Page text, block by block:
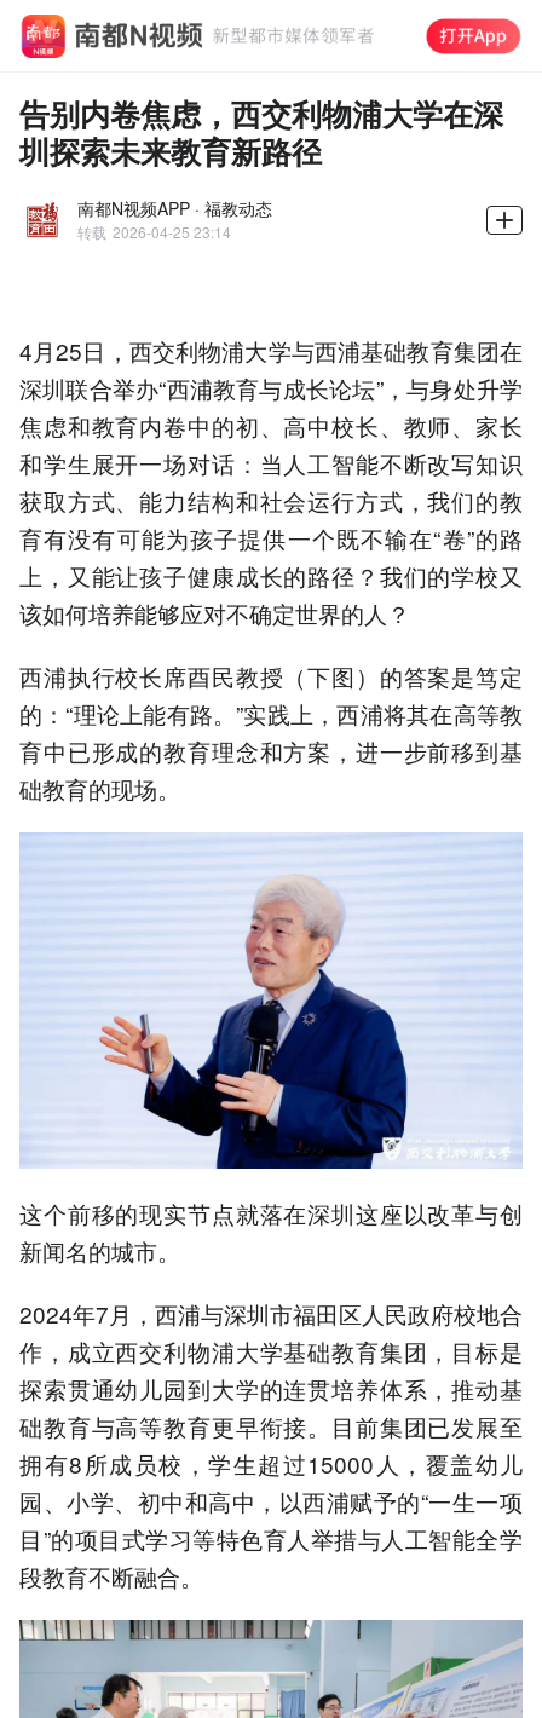
告别内卷焦虑，西交利物浦大学在深
圳探索未来教育新路径
南都N视频APP · 福教动态
转载 2026-04-25 23:14
4月25日，西交利物浦大学与西浦基础教育集团在
深圳联合举办“西浦教育与成长论坛”，与身处升学
焦虑和教育内卷中的初、高中校长、教师、家长
和学生展开一场对话：当人工智能不断改写知识
获取方式、能力结构和社会运行方式，我们的教
育有没有可能为孩子提供一个既不输在“卷”的路
上，又能让孩子健康成长的路径？我们的学校又
该如何培养能够应对不确定世界的人？
西浦执行校长席酉民教授（下图）的答案是笃定
的：“理论上能有路。”实践上，西浦将其在高等教
育中已形成的教育理念和方案，进一步前移到基
础教育的现场。
这个前移的现实节点就落在深圳这座以改革与创
新闻名的城市。
2024年7月，西浦与深圳市福田区人民政府校地合
作，成立西交利物浦大学基础教育集团，目标是
探索贯通幼儿园到大学的连贯培养体系，推动基
础教育与高等教育更早衔接。目前集团已发展至
拥有8所成员校，学生超过15000人，覆盖幼儿
园、小学、初中和高中，以西浦赋予的“一生一项
目”的项目式学习等特色育人举措与人工智能全学
段教育不断融合。